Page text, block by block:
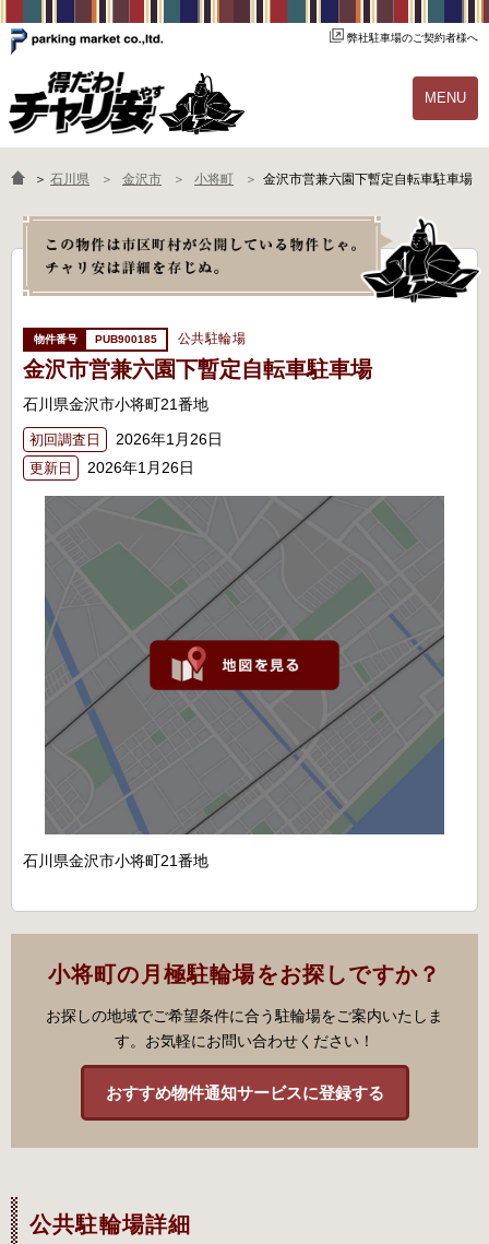
弊社駐車場のご契約者様へ
MENU
物件一覧 ご契約の流れ
よくあるご質問 駐輪場オーナー様へ
＞ 石川県 金沢市 小将町 金沢市営兼六園下暫定自転車駐車場
PUB900185 公共駐輪場
金沢市営兼六園下暫定自転車駐車場
石川県金沢市小将町21番地
初回調査日 2026年1月26日
更新日 2026年1月26日
石川県金沢市小将町21番地
小将町の月極駐輪場をお探しですか？
お探しの地域でご希望条件に合う駐輪場をご案内いたしま
す。お気軽にお問い合わせください！
おすすめ物件通知サービスに登録する
公共駐輪場詳細